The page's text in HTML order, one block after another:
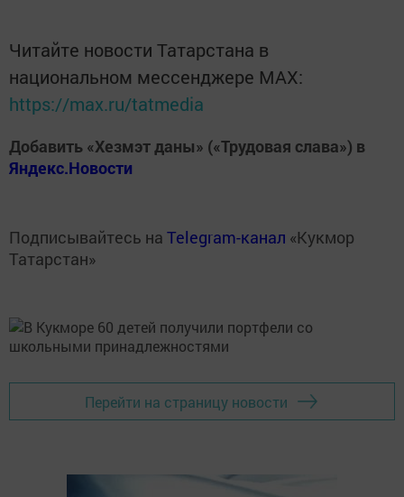
Читайте новости Татарстана в
национальном мессенджере MАХ:
https://max.ru/tatmedia
Добавить «Хезмэт даны» («Трудовая слава») в
Яндекс.Новости
Подписывайтесь на Telegram-канал «Кукмор
Татарстан»
Перейти на страницу новости